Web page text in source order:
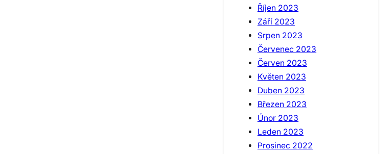
Říjen 2023
Září 2023
Srpen 2023
Červenec 2023
Červen 2023
Květen 2023
Duben 2023
Březen 2023
Únor 2023
Leden 2023
Prosinec 2022